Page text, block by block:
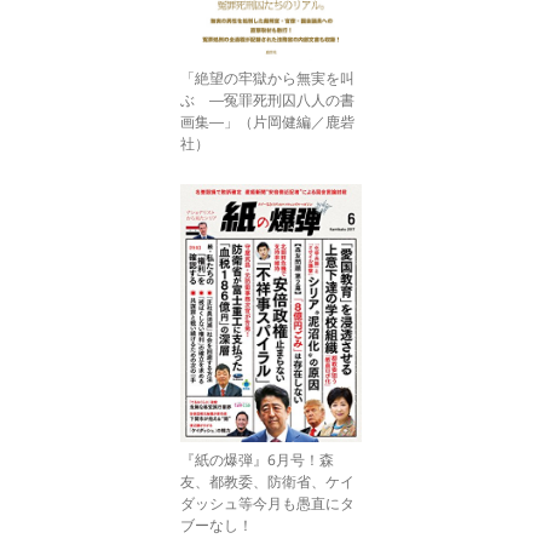
「絶望の牢獄から無実を叫
ぶ ―冤罪死刑囚八人の書
画集―」（片岡健編／鹿砦
社）
『紙の爆弾』6月号！森
友、都教委、防衛省、ケイ
ダッシュ等今月も愚直にタ
ブーなし！